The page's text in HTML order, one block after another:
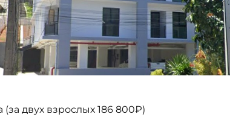
(за двух взрослых 186 800₽)